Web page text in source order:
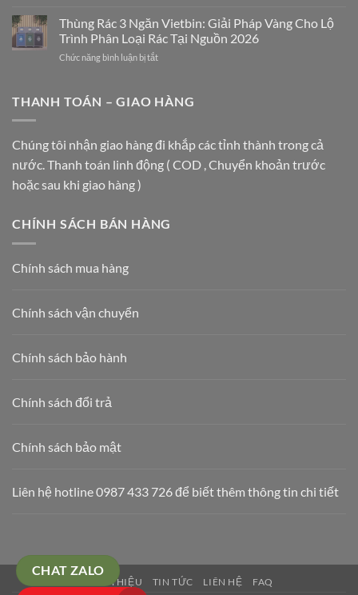
Không
Gian
SANG
TRỌNG
TRUNG
MẠI
NHÀ
A
các
loại
thùng
đựng
được
nhất
nay
Thùng Rác 3 Ngăn Vietbin: Giải Pháp Vàng Cho Lộ
Trình Phân Loại Rác Tại Nguồn 2026
Chức năng bình luận bị tắtở
3
Pháp
Vàng
Phân
THANH TOÁN – GIAO HÀNG
Chúng tôi nhận giao hàng đi khắp các tỉnh thành trong cả
nước. Thanh toán linh động ( COD , Chuyển khoản trước
hoặc sau khi giao hàng )
CHÍNH SÁCH BÁN HÀNG
Chính sách mua hàng
Chính sách vận chuyển
Chính sách bảo hành
Chính sách đổi trả
Chính sách bảo mật
Liên hệ hotline 0987 433 726 để biết thêm thông tin chi tiết
CHAT ZALO
GIỚI THIỆU TIN TỨC LIÊN HỆ FAQ